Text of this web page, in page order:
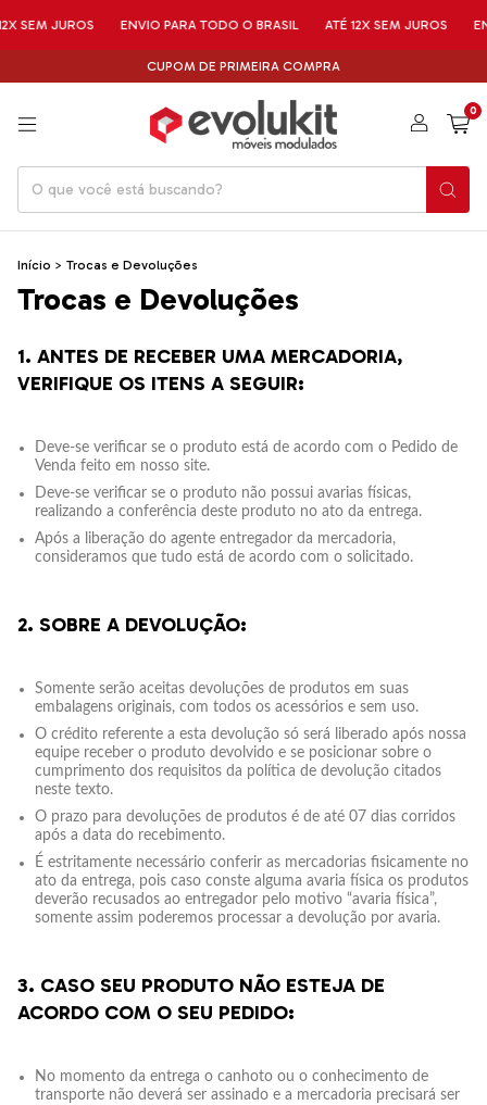
SEM JUROS ENVIO PARA TODO O BRASIL ATÉ 12X SEM JUROS
CUPOM DE PRIMEIRA COMPRA
0
Início > Trocas e Devoluções
Trocas e Devoluções
1. ANTES DE RECEBER UMA MERCADORIA,
VERIFIQUE OS ITENS A SEGUIR:
Deve-se verificar se o produto está de acordo com o Pedido de
Venda feito em nosso site.
Deve-se verificar se o produto não possui avarias físicas,
realizando a conferência deste produto no ato da entrega.
Após a liberação do agente entregador da mercadoria,
consideramos que tudo está de acordo com o solicitado.
2. SOBRE A DEVOLUÇÃO:
Somente serão aceitas devoluções de produtos em suas
embalagens originais, com todos os acessórios e sem uso.
O crédito referente a esta devolução só será liberado após nossa
equipe receber o produto devolvido e se posicionar sobre o
cumprimento dos requisitos da política de devolução citados
neste texto.
O prazo para devoluções de produtos é de até 07 dias corridos
após a data do recebimento.
É estritamente necessário conferir as mercadorias fisicamente no
ato da entrega, pois caso conste alguma avaria física os produtos
deverão recusados ao entregador pelo motivo “avaria física”,
somente assim poderemos processar a devolução por avaria.
3. CASO SEU PRODUTO NÃO ESTEJA DE
ACORDO COM O SEU PEDIDO:
No momento da entrega o canhoto ou o conhecimento de
transporte não deverá ser assinado e a mercadoria precisará ser